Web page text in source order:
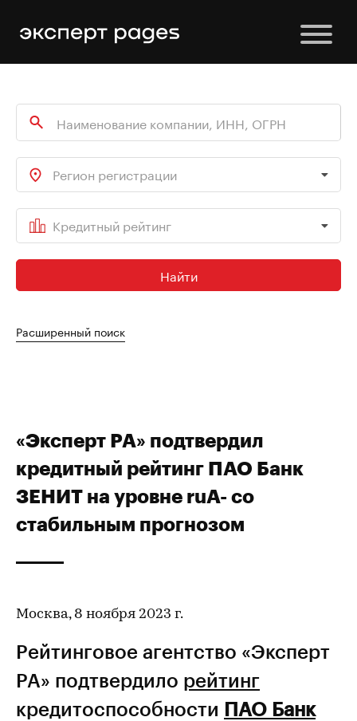
Регион регистрации
Кредитный рейтинг
Найти
Расширенный поиск
«Эксперт РА» подтвердил
кредитный рейтинг ПАО Банк
ЗЕНИТ на уровне ruA- со
стабильным прогнозом
Москва, 8 ноября 2023 г.
Рейтинговое агентство «Эксперт
РА» подтвердило рейтинг
кредитоспособности ПАО Банк